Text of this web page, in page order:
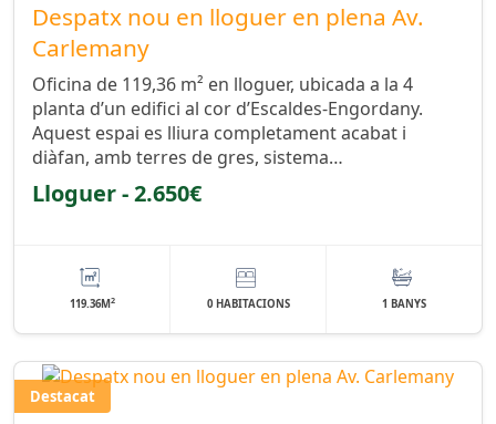
Despatx nou en lloguer en plena Av.
Carlemany
Oficina de 119,36 m² en lloguer, ubicada a la 4
planta d’un edifici al cor d’Escaldes-Engordany.
Aquest espai es lliura completament acabat i
diàfan, amb terres de gres, sistema…
Lloguer - 2.650€
119.36M2 0 HABITACIONS 1 BANYS
Destacat